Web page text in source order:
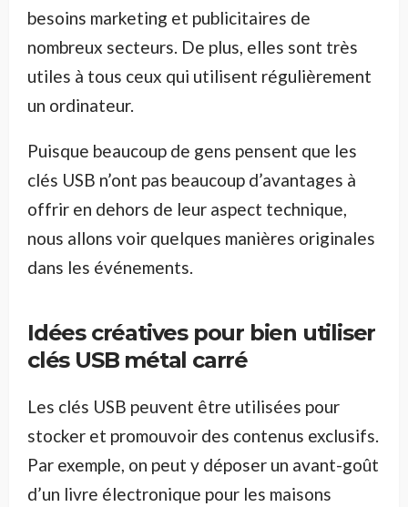
besoins marketing et publicitaires de
nombreux secteurs. De plus, elles sont très
utiles à tous ceux qui utilisent régulièrement
un ordinateur.
Puisque beaucoup de gens pensent que les
clés USB n’ont pas beaucoup d’avantages à
offrir en dehors de leur aspect technique,
nous allons voir quelques manières originales
dans les événements.
Idées créatives pour bien utiliser
clés USB métal carré
Les clés USB peuvent être utilisées pour
stocker et promouvoir des contenus exclusifs.
Par exemple, on peut y déposer un avant-goût
d’un livre électronique pour les maisons